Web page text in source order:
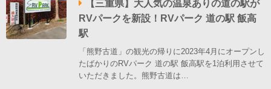
【三重県】大人気の温泉ありの道の駅が
RVパークを新設！RVパーク 道の駅 飯高
駅
「熊野古道」の観光の帰りに2023年4月にオープンし
たばかりのRVパーク 道の駅 飯高駅を1泊利用させて
いただきました。熊野古道は…